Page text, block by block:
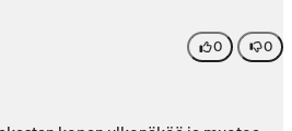
0 0